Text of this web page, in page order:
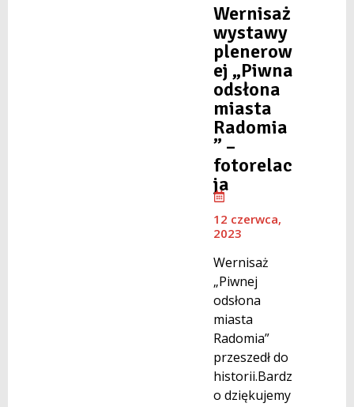
Wernisaż
wystawy
plenerow
ej „Piwna
odsłona
miasta
Radomia
” –
fotorelac
ja
12 czerwca,
2023
Wernisaż
„Piwnej
odsłona
miasta
Radomia”
przeszedł do
historii.Bardz
o dziękujemy